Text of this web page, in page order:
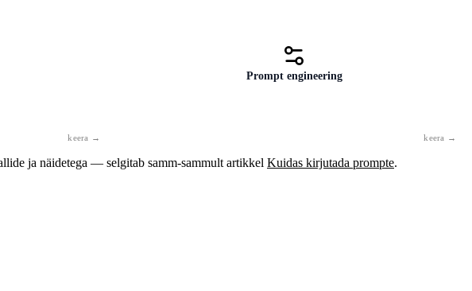
Prompt engineering
ja näidetega — selgitab samm-sammult artikkel Kuidas kirjutada prompte.